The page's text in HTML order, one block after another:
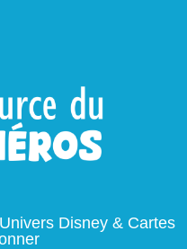
Disney & Cartes